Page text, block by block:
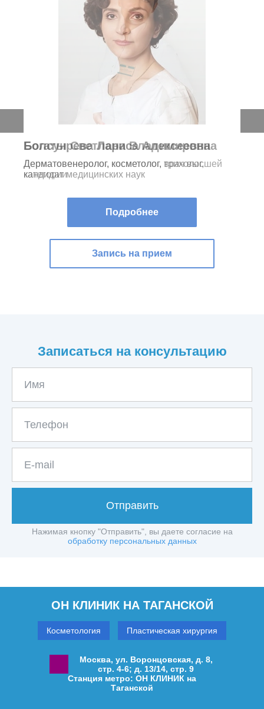
Богатырева Лариса Алексеевна
Дерматовенеролог, косметолог, трихолог,
кандидат медицинских наук
Подробнее
Запись на прием
Записаться на консультацию
Отправить
Нажимая кнопку "Отправить", вы даете согласие на
обработку персональных данных
ОН КЛИНИК НА ТАГАНСКОЙ
Косметология Пластическая хирургия
Москва, ул. Воронцовская, д. 8,
стр. 4-6; д. 13/14, стр. 9
Станция метро: ОН КЛИНИК на
Таганской